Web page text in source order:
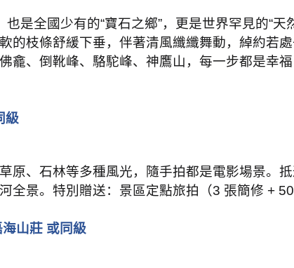
也是全國少有的“寶石之鄉”，更是世界罕見的“天
的枝條舒緩下垂，伴著清風纖纖舞動，綽約若
、倒靴峰、駱駝峰、神鷹山，每一步都是幸
級
原、石林等多種風光，隨手拍都是電影場景。
全景。特別贈送：景區定點旅拍（3 張簡修 + 50
海山莊 或同級